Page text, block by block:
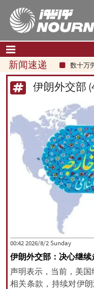
首页 联系我们|
评论频道
政治
经济
文化.社会
世界
فارسی English
עברית русский
All rights reserved
Copyright © 2021
新闻速递 数十万劳工遭
‫‫Sunday‬‬ 2026/8/2 00:42
伊朗外交部：决心继
声明表示，当前，美
相关条款，持续对伊